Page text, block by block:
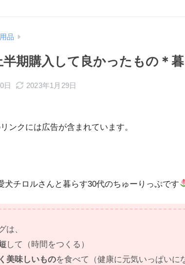
品
半期購入して良かったもの＊
日 2023年1月29日
ンクには広告が含まれています。
犬チロルさんと暮らす30代のちゅーりっぷです
は、
して（時間をつくる）
美味しいものを食べて（健康に元気いっぱいに